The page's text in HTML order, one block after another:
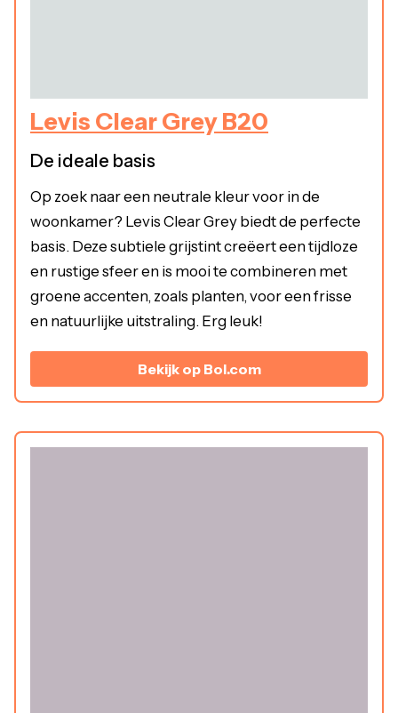
Levis Clear Grey B20
De ideale basis
Op zoek naar een neutrale kleur voor in de
woonkamer? Levis Clear Grey biedt de perfecte
basis. Deze subtiele grijstint creëert een tijdloze
en rustige sfeer en is mooi te combineren met
groene accenten, zoals planten, voor een frisse
en natuurlijke uitstraling. Erg leuk!
Bekijk op Bol.com